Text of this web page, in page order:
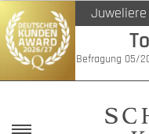
Juweliere
Befragung 05/